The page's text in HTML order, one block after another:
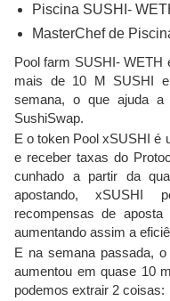
Piscina SUSHI-
MasterChef de
Pool farm SUSHI- WETH
mais de 10 M SUSHI
semana, o que ajuda a
SushiSwap.
E o token Pool xSUSHI é
e receber taxas do
cunhado a partir da
apostando, xSUSHI
recompensas de
aumentando assim a
E na semana passada,
aumentou em quase 10
podemos extrair 2 coisas: